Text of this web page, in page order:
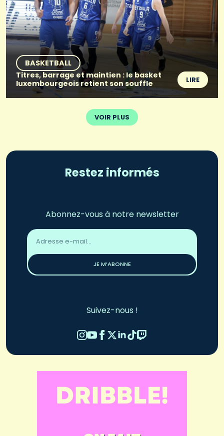
BASKETBALL
Titres, barrage et maintien : le basket
luxembourgeois retient son souffle
LIRE
VOIR PLUS
Restez informés
Abonnez-vous à notre newsletter
Adresse
email
JE M’ABONNE
Suivez-nous !